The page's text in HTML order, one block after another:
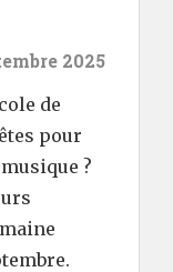
2025
de
pour
?